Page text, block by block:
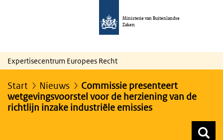
Ministerie van Buitenlandse
Zaken
Expertisecentrum Europees Recht
Start Nieuws
Commissie presenteert
wetgevingsvoorstel voor de herziening van de
richtlijn inzake industriële emissies